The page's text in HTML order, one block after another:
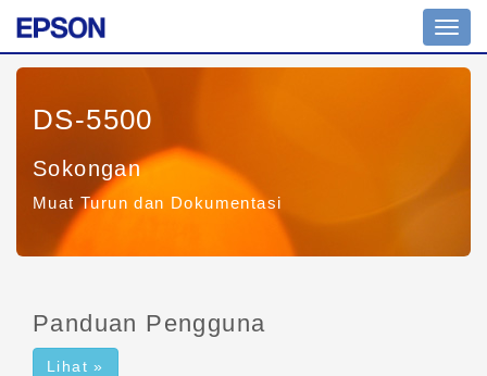
DS-5500
Sokongan
Muat Turun dan Dokumentasi
Panduan Pengguna
Lihat »